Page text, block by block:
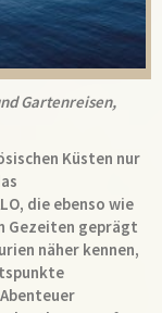
Gartenreisen,
Küsten nur
die ebenso wie
Gezeiten geprägt
näher kennen,